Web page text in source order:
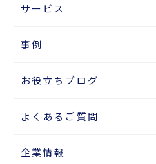
サービス
事例
お役立ちブログ
よくあるご質問
企業情報